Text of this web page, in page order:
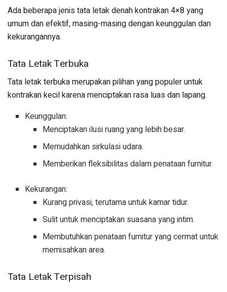
Ada beberapa jenis tata letak denah kontrakan 4×8 yang
umum dan efektif, masing-masing dengan keunggulan dan
kekurangannya.
Tata Letak Terbuka
Tata letak terbuka merupakan pilihan yang populer untuk
kontrakan kecil karena menciptakan rasa luas dan lapang.
Keunggulan:
Menciptakan ilusi ruang yang lebih besar.
Memudahkan sirkulasi udara.
Memberikan fleksibilitas dalam penataan furnitur.
Kekurangan:
Kurang privasi, terutama untuk kamar tidur.
Sulit untuk menciptakan suasana yang intim.
Membutuhkan penataan furnitur yang cermat untuk
memisahkan area.
Tata Letak Terpisah